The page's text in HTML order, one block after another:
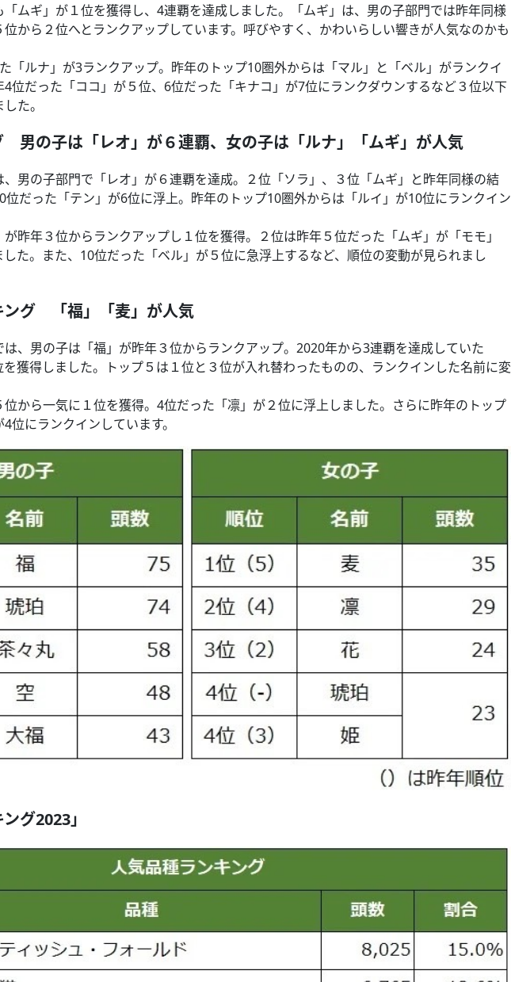
ムギ」が１位を獲得し、4連覇を達成しました。「ムギ」は、男の子部門では昨年同様
から２位へとランクアップしています。呼びやすく、かわいらしい響きが人気なのかも
「ルナ」が3ランクアップ。昨年のトップ10圏外からは「マル」と「ベル」がランクイ
位だった「ココ」が５位、6位だった「キナコ」が7位にランクダウンするなど３位以下
た。
男の子は「レオ」が６連覇、女の子は「ルナ」「ムギ」が人気
男の子部門で「レオ」が６連覇を達成。２位「ソラ」、３位「ムギ」と昨年同様の結
位だった「テン」が6位に浮上。昨年のトップ10圏外からは「ルイ」が10位にランクイン
昨年３位からランクアップし１位を獲得。２位は昨年５位だった「ムギ」が「モモ」
た。また、10位だった「ベル」が５位に急浮上するなど、順位の変動が見られまし
ング 「福」「麦」が人気
、男の子は「福」が昨年３位からランクアップ。2020年から3連覇を達成していた
を獲得しました。トップ５は１位と３位が入れ替わったものの、ランクインした名前に変
から一気に１位を獲得。4位だった「凛」が２位に浮上しました。さらに昨年のトップ
位にランクインしています。
グ2023」